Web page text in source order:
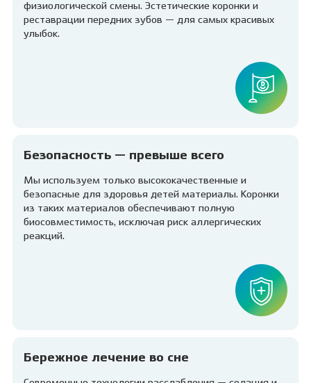
физиологической смены. Эстетические коронки и
реставрации передних зубов — для самых красивых
улыбок.
Безопасность — превыше всего
Мы используем только высококачественные и
безопасные для здоровья детей материалы. Коронки
из таких материалов обеспечивают полную
биосовместимость, исключая риск аллергических
реакций.
Бережное лечение во сне